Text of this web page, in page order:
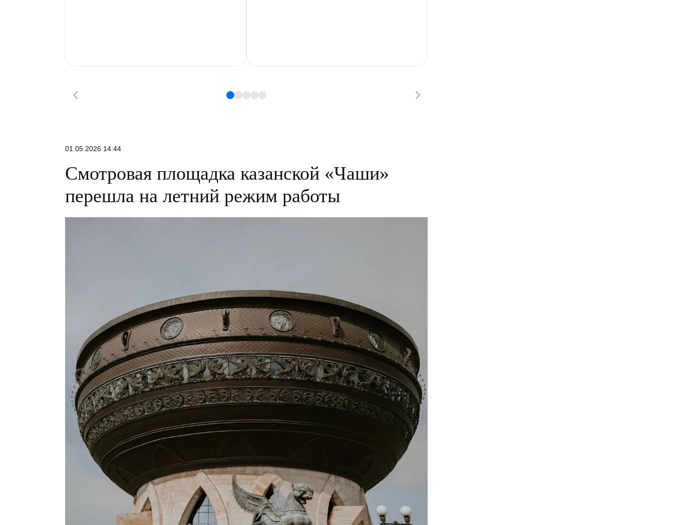
01.05.2026 14:44
Смотровая площадка казанской «Чаши»
перешла на летний режим работы